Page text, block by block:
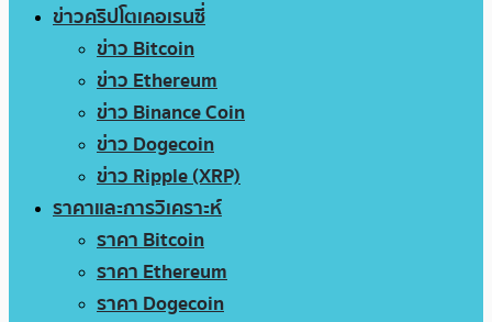
ข่าวคริปโตเคอเรนซี่
ข่าว Bitcoin
ข่าว Ethereum
ข่าว Binance Coin
ข่าว Dogecoin
ข่าว Ripple (XRP)
ราคาและการวิเคราะห์
ราคา Bitcoin
ราคา Ethereum
ราคา Dogecoin